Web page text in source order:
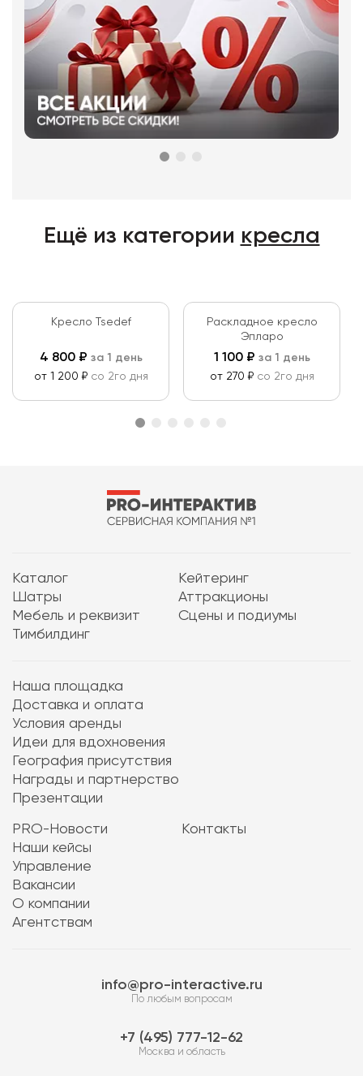
Ещё из категории кресла
Кресло Tsedef
4 800₽ за 1 день
от 1 200 ₽ со 2го дня
Раскладное кресло
Эпларо
1 100₽ за 1 день
от 270 ₽ со 2го дня
Каталог
Кейтеринг
Шатры
Аттракционы
Мебель и реквизит
Сцены и подиумы
Тимбилдинг
Наша площадка
Доставка и оплата
Условия аренды
Идеи для вдохновения
География присутствия
Награды и партнерство
Презентации
PRO-Новости
Наши кейсы
Управление
Вакансии
О компании
Агентствам
Контакты
info@pro-interactive.ru
По любым вопросам
7 (495) 777-12-62
Москва и область